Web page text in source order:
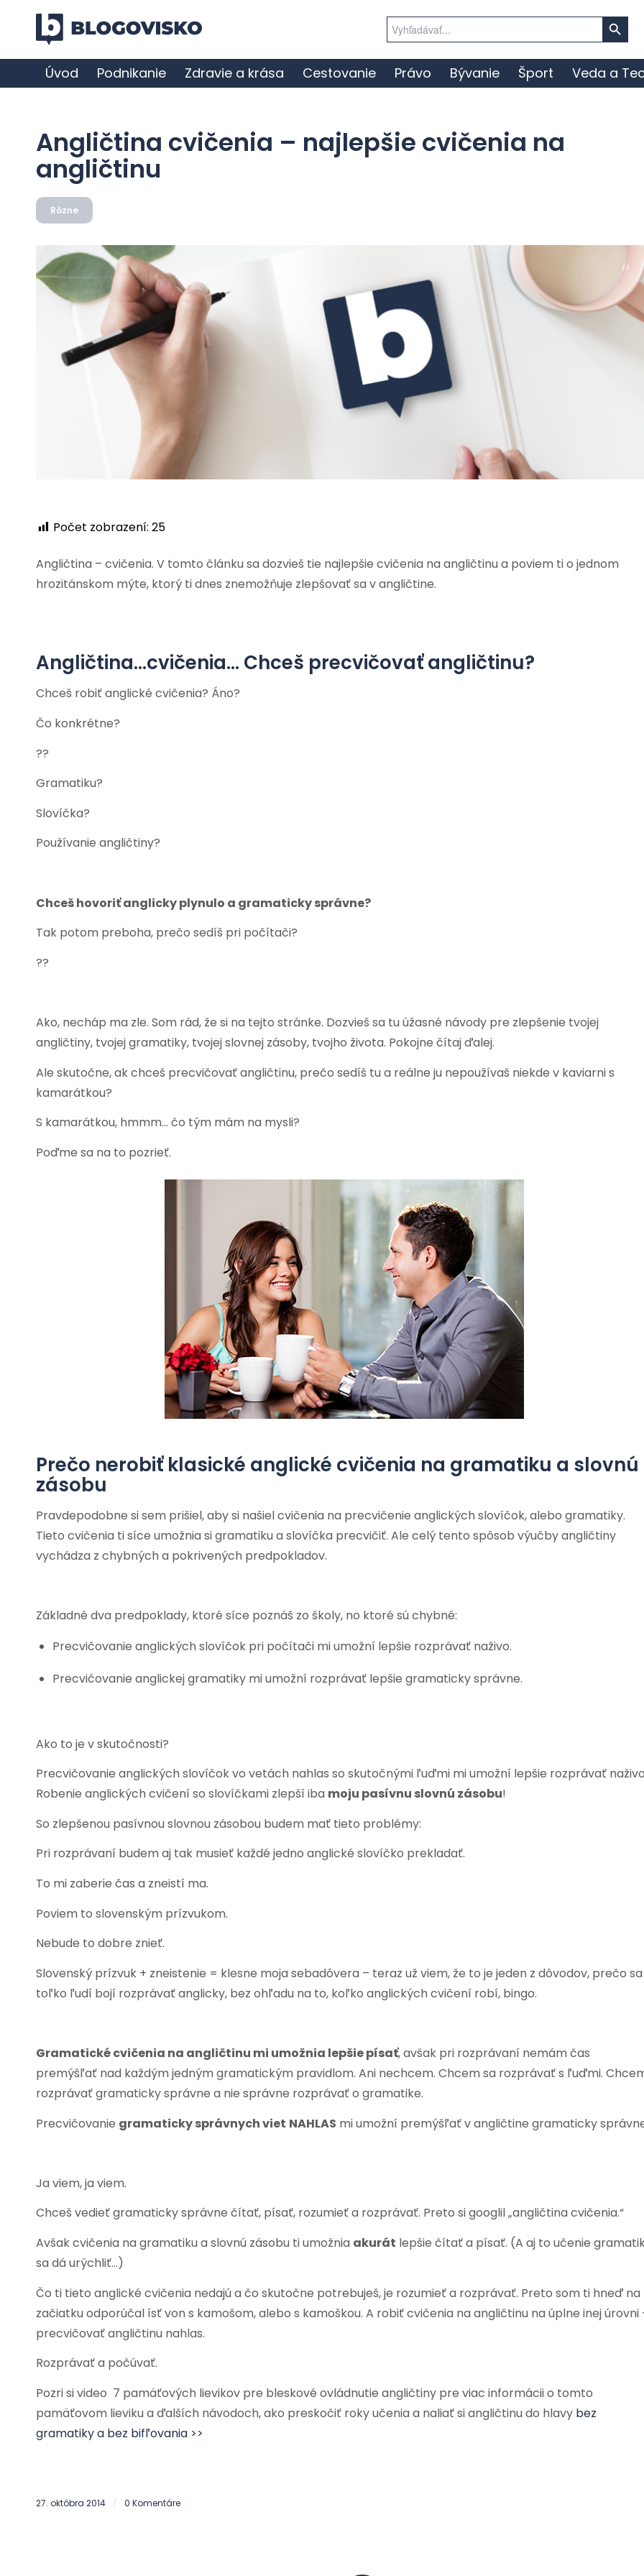
for:
Search Button
Úvod Podnikanie Zdravie a krása Cestovanie Právo Bývanie Šport Veda a
Angličtina cvičenia – najlepšie cvičenia na
angličtinu
Rôzne
Počet zobrazení: 25
Angličtina – cvičenia. V tomto článku sa dozvieš tie najlepšie cvičenia na angličtinu a poviem ti o jednom
hrozitánskom mýte, ktorý ti dnes znemožňuje zlepšovať sa v angličtine.
Angličtina…cvičenia… Chceš precvičovať angličtinu?
Chceš robiť anglické cvičenia? Áno?
Čo konkrétne?
??
Gramatiku?
Slovíčka?
Používanie angličtiny?
Chceš hovoriť anglicky plynulo a gramaticky správne?
Tak potom preboha, prečo sedíš pri počítači?
??
Ako, necháp ma zle. Som rád, že si na tejto stránke. Dozvieš sa tu úžasné návody pre zlepšenie tvojej
angličtiny, tvojej gramatiky, tvojej slovnej zásoby, tvojho života. Pokojne čítaj ďalej.
Ale skutočne, ak chceš precvičovať angličtinu, prečo sedíš tu a reálne ju nepoužívaš niekde v kaviarni s
kamarátkou?
S kamarátkou, hmmm… čo tým mám na mysli?
Poďme sa na to pozrieť.
Prečo nerobiť klasické anglické cvičenia na gramatiku a slovnú
zásobu
Pravdepodobne si sem prišiel, aby si našiel cvičenia na precvičenie anglických slovíčok, alebo gramatiky.
Tieto cvičenia ti síce umožnia si gramatiku a slovíčka precvičiť. Ale celý tento spôsob výučby angličtiny
vychádza z chybných a pokrivených predpokladov.
Základné dva predpoklady, ktoré síce poznáš zo školy, no ktoré sú chybné:
Precvičovanie anglických slovíčok pri počítači mi umožní lepšie rozprávať naživo.
Precvičovanie anglickej gramatiky mi umožní rozprávať lepšie gramaticky správne.
Ako to je v skutočnosti?
Precvičovanie anglických slovíčok vo vetách nahlas so skutočnými ľuďmi mi umožní lepšie rozprávať
Robenie anglických cvičení so slovíčkami zlepší iba moju pasívnu slovnú zásobu!
So zlepšenou pasívnou slovnou zásobou budem mať tieto problémy:
Pri rozprávaní budem aj tak musieť každé jedno anglické slovíčko prekladať.
To mi zaberie čas a zneistí ma.
Poviem to slovenským prízvukom.
Nebude to dobre znieť.
Slovenský prízvuk + zneistenie = klesne moja sebadôvera – teraz už viem, že to je jeden z dôvodov, prečo sa
toľko ľudí bojí rozprávať anglicky, bez ohľadu na to, koľko anglických cvičení robí, bingo.
Gramatické cvičenia na angličtinu mi umožnia lepšie písať, avšak pri rozprávaní nemám čas
premýšľať nad každým jedným gramatickým pravidlom. Ani nechcem. Chcem sa rozprávať s ľuďmi.
rozprávať gramaticky správne a nie správne rozprávať o gramatike.
Precvičovanie gramaticky správnych viet NAHLAS mi umožní premýšľať v angličtine gramaticky
Ja viem, ja viem.
Chceš vedieť gramaticky správne čítať, písať, rozumieť a rozprávať. Preto si googlil „angličtina cvičenia.“
Avšak cvičenia na gramatiku a slovnú zásobu ti umožnia akurát lepšie čítať a písať. (A aj to učenie
sa dá urýchliť…)
Čo ti tieto anglické cvičenia nedajú a čo skutočne potrebuješ, je rozumieť a rozprávať. Preto som ti hneď na
začiatku odporúčal ísť von s kamošom, alebo s kamoškou. A robiť cvičenia na angličtinu na úplne inej úrovni
precvičovať angličtinu nahlas.
Rozprávať a počúvať.
Pozri si video 7 pamäťových lievikov pre bleskové ovládnutie angličtiny pre viac informácii o tomto
pamäťovom lieviku a ďalších návodoch, ako preskočiť roky učenia a naliať si angličtinu do hlavy bez
gramatiky a bez bifľovania >>
27. októbra 2014 / 0 Komentáre